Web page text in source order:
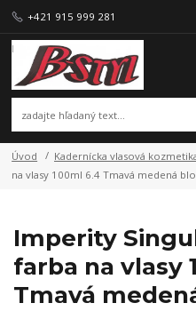
+421 915 999 281
Úvod Kadernícka vlasová
na vlasy 100ml 6.4 Tmavá medená
Imperity
farba na vlasy
Tmavá